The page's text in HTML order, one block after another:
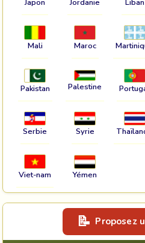
Japon Jordanie Liban
Mali Maroc
Pakistan Palestine
Serbie Syrie
Viet-nam Yémen
Proposez